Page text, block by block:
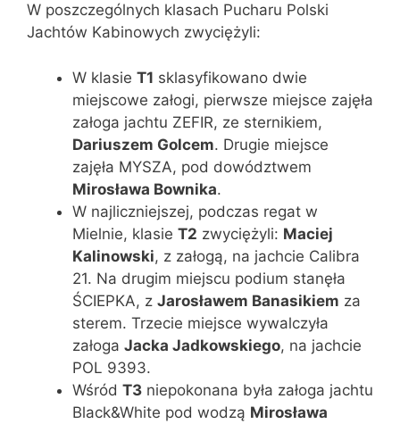
W poszczególnych klasach Pucharu Polski
Jachtów Kabinowych zwyciężyli:
W klasie T1 sklasyfikowano dwie
miejscowe załogi, pierwsze miejsce zajęła
załoga jachtu ZEFIR, ze sternikiem,
Dariuszem Golcem. Drugie miejsce
zajęła MYSZA, pod dowództwem
Mirosława Bownika.
W najliczniejszej, podczas regat w
Mielnie, klasie T2 zwyciężyli: Maciej
Kalinowski, z załogą, na jachcie Calibra
21. Na drugim miejscu podium stanęła
ŚCIEPKA, z Jarosławem Banasikiem za
sterem. Trzecie miejsce wywalczyła
załoga Jacka Jadkowskiego, na jachcie
POL 9393.
Wśród T3 niepokonana była załoga jachtu
Black&White pod wodzą Mirosława